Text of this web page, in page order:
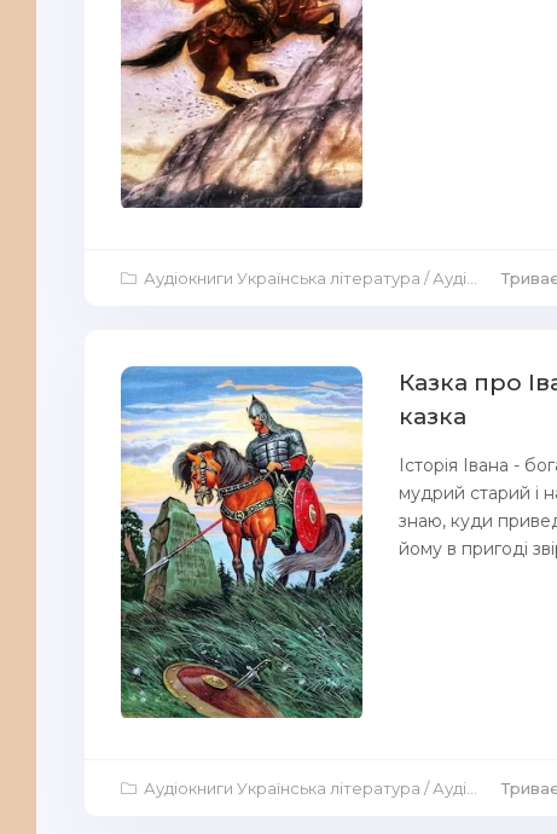
Аудіокниги Українська література /Аудіокниги Казка
Казка про
казка
Історія Івана -
мудрий старий і
знаю, куди
йому в пригоді
Аудіокниги Українська література /Аудіокниги Дитяча література